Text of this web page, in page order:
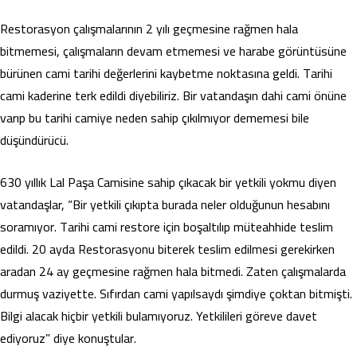
Restorasyon çalışmalarının 2 yılı geçmesine rağmen hala
bitmemesi, çalışmaların devam etmemesi ve harabe görüntüsüne
bürünen cami tarihi değerlerini kaybetme noktasına geldi. Tarihi
cami kaderine terk edildi diyebiliriz. Bir vatandaşın dahi cami önüne
varıp bu tarihi camiye neden sahip çıkılmıyor dememesi bile
düşündürücü.
630 yıllık Lal Paşa Camisine sahip çıkacak bir yetkili yokmu diyen
vatandaşlar, “Bir yetkili çıkıpta burada neler olduğunun hesabını
soramıyor. Tarihi cami restore için boşaltılıp müteahhide teslim
edildi. 20 ayda Restorasyonu biterek teslim edilmesi gerekirken
aradan 24 ay geçmesine rağmen hala bitmedi. Zaten çalışmalarda
durmuş vaziyette. Sıfırdan cami yapılsaydı şimdiye çoktan bitmişti.
Bilgi alacak hiçbir yetkili bulamıyoruz. Yetkilileri göreve davet
ediyoruz” diye konuştular.